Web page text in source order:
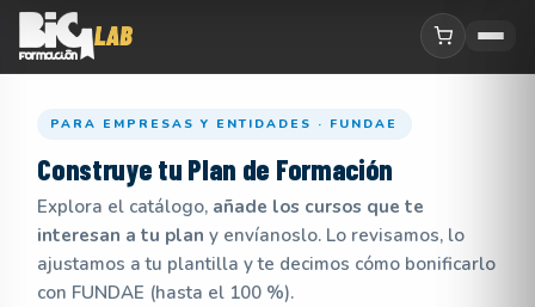
PARA EMPRESAS Y ENTIDADES · FUNDAE
Construye tu Plan de Formación
Explora el catálogo, añade los cursos que te
interesan a tu plan y envíanoslo. Lo revisamos, lo
ajustamos a tu plantilla y te decimos cómo bonificarlo
con FUNDAE (hasta el 100 %).